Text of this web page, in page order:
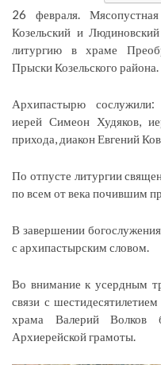
26 февраля.
Козельский и
литургию в храме
Прыски Козельского района.
Архипастырю
иерей Симеон Худяков,
прихода, диакон Евгений
По отпусте литургии
по всем от века почившим
В завершении
с архипастырским словом.
Во внимание к усердным
связи с
храма Валерий Волков
Архиерейской грамоты.